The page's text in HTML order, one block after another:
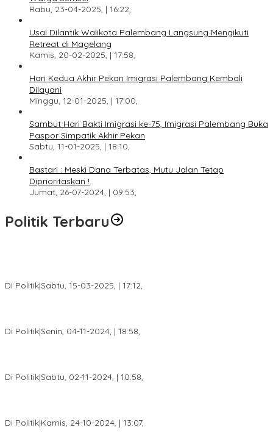
Rabu, 23-04-2025, | 16:22,
Usai Dilantik Walikota Palembang Langsung Mengikuti
Retreat di Magelang
Kamis, 20-02-2025, | 17:58,
Hari Kedua Akhir Pekan Imigrasi Palembang Kembali
Dilayani
Minggu, 12-01-2025, | 17:00,
Sambut Hari Bakti Imigrasi ke-75, Imigrasi Palembang Buka
Paspor Simpatik Akhir Pekan
Sabtu, 11-01-2025, | 18:10,
Bastari : Meski Dana Terbatas, Mutu Jalan Tetap
Diprioritaskan !
Jumat, 26-07-2024, | 09:53,
Politik Terbaru
Di Politik|Sabtu, 15-03-2025, | 17:12,
Di Politik|Senin, 04-11-2024, | 18:58,
Di Politik|Sabtu, 02-11-2024, | 10:58,
Di Politik|Kamis, 24-10-2024, | 13:07,